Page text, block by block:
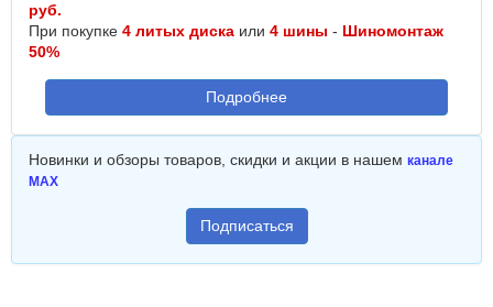
руб.
При покупке 4 литых диска или 4 шины - Шиномонтаж
50%
Подробнее
Новинки и обзоры товаров, скидки и акции в нашем канале
MAX
Подписаться